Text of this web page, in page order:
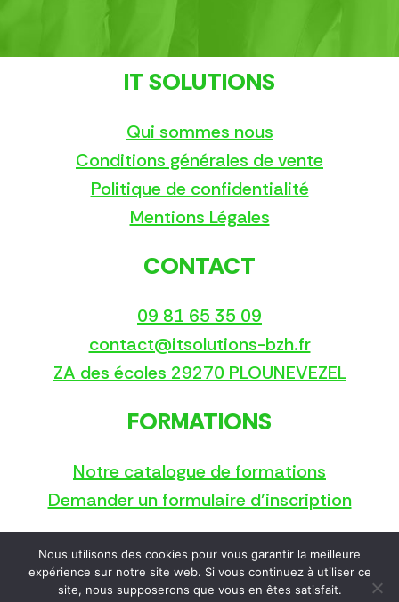
IT SOLUTIONS
Qui sommes nous
Conditions générales de vente
Politique de confidentialité
Mentions Légales
CONTACT
09 81 65 35 09
contact@itsolutions-bzh.fr
ZA des écoles 29270 PLOUNEVEZEL
FORMATIONS
Notre catalogue de formations
Demander un formulaire d’inscription
Copyright © 2025
Nous utilisons des cookies pour vous garantir la meilleure
expérience sur notre site web. Si vous continuez à utiliser ce
site, nous supposerons que vous en êtes satisfait.